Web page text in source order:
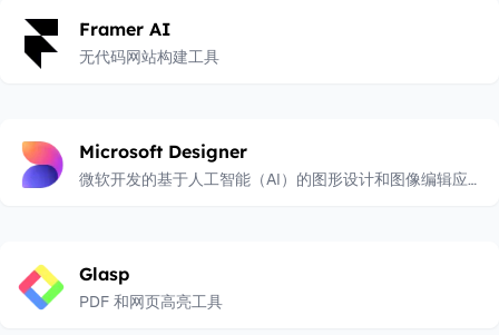
Framer AI
无代码网站构建工具
Microsoft Designer
微软开发的基于人工智能（AI）的图形设计和图像编辑应用
Glasp
PDF 和网页高亮工具